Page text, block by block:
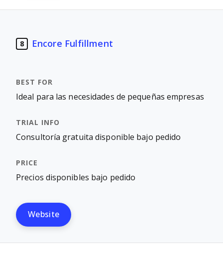
8 Encore Fulfillment
Ideal para las necesidades de pequeñas empresas
Consultoría gratuita disponible bajo pedido
Precios disponibles bajo pedido
Website